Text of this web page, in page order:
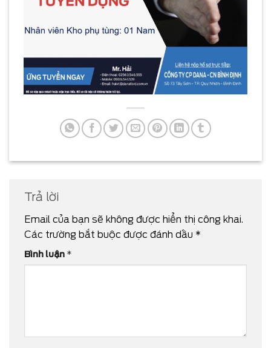
Trả lời
Email của bạn sẽ không được hiển thị công khai.
Các trường bắt buộc được đánh dấu *
Bình luận *